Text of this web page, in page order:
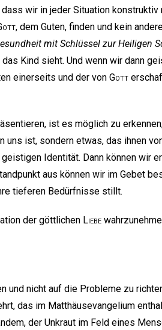
wir in jeder Situation konstruktiv
, dem Guten, finden und kein
mit Schlüssel zur Heiligen
das Kind sieht. Und wenn wir dann
einerseits und der von Gott
ist es möglich zu
ist, sondern etwas, das ihnen
Identität. Dann können wir
aus können wir im Gebet
tieferen Bedürfnisse stillt.
der göttlichen Liebe
und nicht auf die Probleme zu
das im Matthäusevangelium
der Unkraut im Feld eines